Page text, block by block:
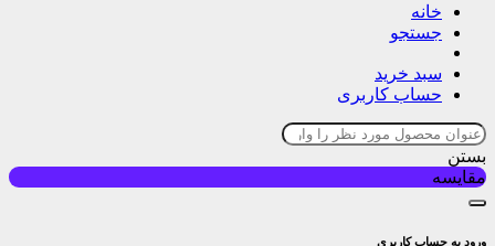
خانه
جستجو
سبد خرید
حساب کاربری
بستن
مقایسه
ورود به حساب کاربری